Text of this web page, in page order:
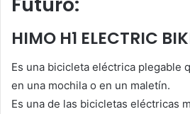
HIMO H1 ELECTRIC
Es una bicicleta eléctrica plegable
en una mochila o en un maletín.
Es una de las bicicletas eléctricas